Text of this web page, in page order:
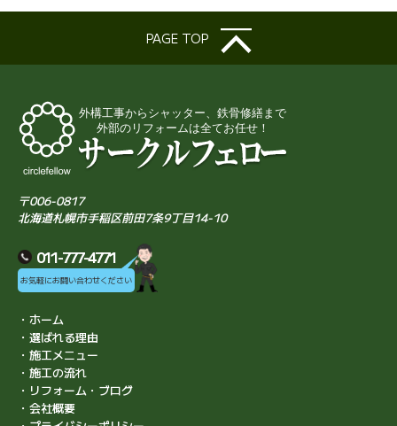
PAGE TOP
〒006-0817
北海道札幌市手稲区前田7条9丁目14-10
011-777-4771
お気軽にお問い合わせください
・ホーム
・選ばれる理由
・施工メニュー
・施工の流れ
・リフォーム・ブログ
・会社概要